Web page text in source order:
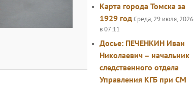
Карта города Томска за
1929 годСреда, 29 июля, 2026
в 07:11
Досье: ПЕЧЕНКИН Иван
Николаевич – начальник
следственного отдела
Управления КГБ при СМ